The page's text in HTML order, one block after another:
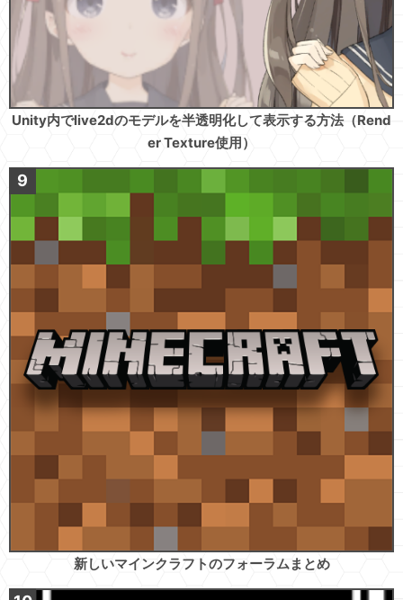
Unity内でlive2dのモデルを半透明化して表示する方法（Rend
er Texture使用）
新しいマインクラフトのフォーラムまとめ